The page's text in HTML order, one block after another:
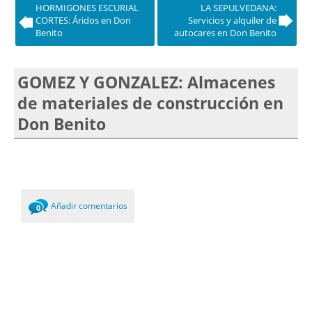
HORMIGONES ESCURIAL
CORTES: Áridos en Don
Benito
LA SEPULVEDANA:
Servicios y alquiler de
autocares en Don Benito
GOMEZ Y GONZALEZ: Almacenes
de materiales de construcción en
Don Benito
0 Añadir comentarios